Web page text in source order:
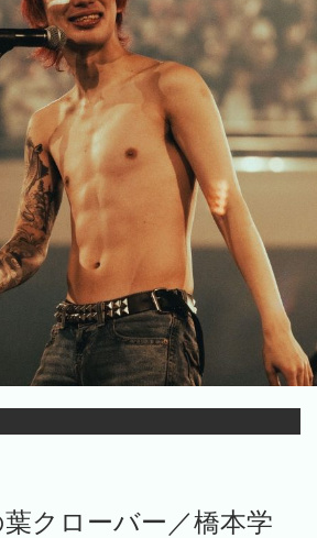
葉クローバー／橋本学